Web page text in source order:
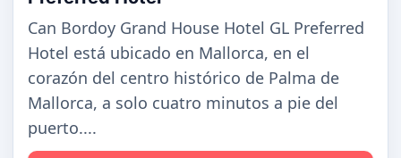
Can Bordoy Grand House Hotel GL Preferred
Hotel está ubicado en Mallorca, en el
corazón del centro histórico de Palma de
Mallorca, a solo cuatro minutos a pie del
puerto....